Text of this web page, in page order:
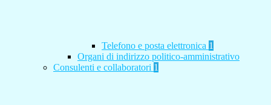
Telefono e posta elettronica 1
Organi di indirizzo politico-amministrativo
Consulenti e collaboratori 1